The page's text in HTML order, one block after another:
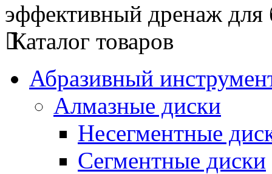
эффективный дренаж для
Каталог товаров
Абразивный
Алмазные диски
Несегментные
Сегментные диски